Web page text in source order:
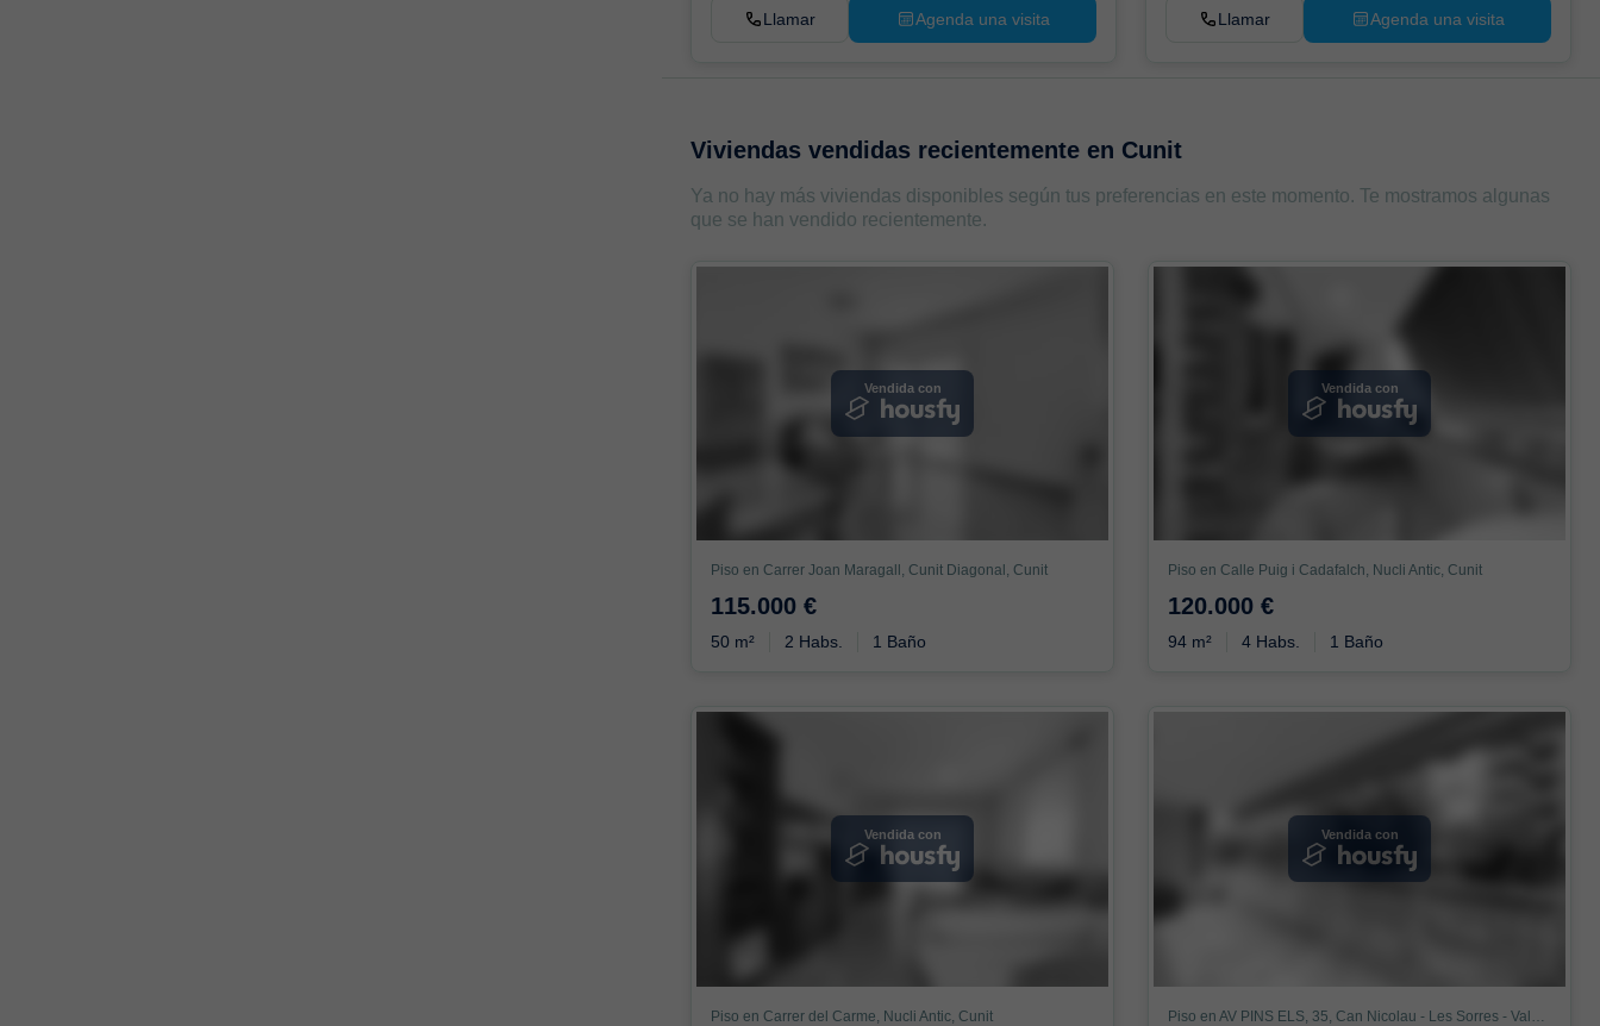
Llamar Agenda una visita Llamar Agenda una visita
Viviendas vendidas recientemente en Cunit
Ya no hay más viviendas disponibles según tus preferencias en este momento. Te mostramos algunas
que se han vendido recientemente.
Vendida con
Piso en Carrer Joan Maragall, Cunit Diagonal, Cunit
115.000 €
50 m² 2 Habs. 1 Baño
Vendida con
Piso en Calle Puig i Cadafalch, Nucli Antic, Cunit
120.000 €
94 m² 4 Habs. 1 Baño
Vendida con
Piso en Carrer del Carme, Nucli Antic, Cunit
Vendida con